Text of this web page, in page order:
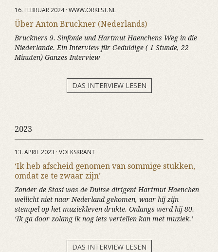
16. FEBRUAR 2024 · WWW.ORKEST.NL
Über Anton Bruckner (Nederlands)
Bruckners 9. Sinfonie und Hartmut Haenchens Weg in die
Niederlande. Ein Interview für Geduldige ( 1 Stunde, 22
Minuten) Ganzes Interview
DAS INTERVIEW LESEN
2023
13. APRIL 2023 · VOLKSKRANT
‘Ik heb afscheid genomen van sommige stukken,
omdat ze te zwaar zijn’
Zonder de Stasi was de Duitse dirigent Hartmut Haenchen
wellicht niet naar Nederland gekomen, waar hij zijn
stempel op het muziekleven drukte. Onlangs werd hij 80.
‘Ik ga door zolang ik nog iets vertellen kan met muziek.’
DAS INTERVIEW LESEN